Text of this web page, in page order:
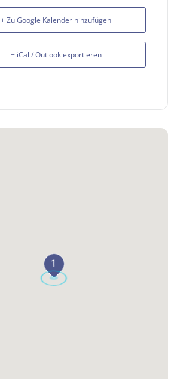
+ Zu Google Kalender hinzufügen
+ iCal / Outlook exportieren
1